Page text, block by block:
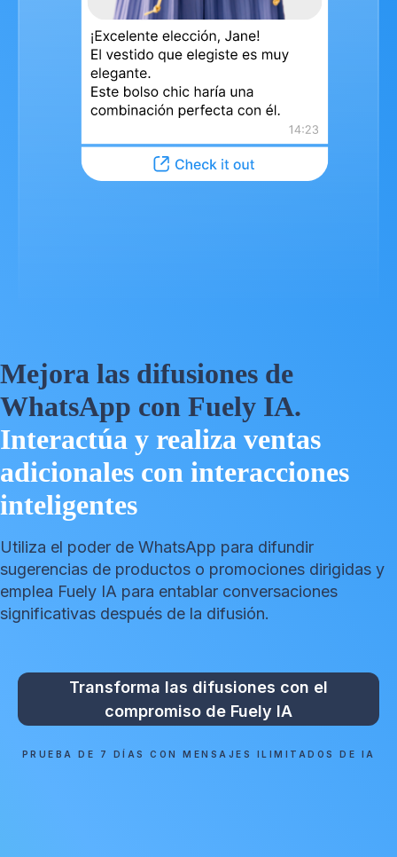
Mejora las difusiones de
WhatsApp con Fuely IA.
Interactúa y realiza ventas
adicionales con interacciones
inteligentes
Utiliza el poder de WhatsApp para difundir
sugerencias de productos o promociones dirigidas y
emplea Fuely IA para entablar conversaciones
significativas después de la difusión.
Transforma las difusiones con el
compromiso de Fuely IA
PRUEBA DE 7 DÍAS CON MENSAJES ILIMITADOS DE IA